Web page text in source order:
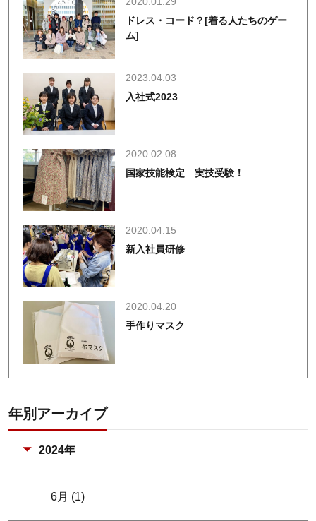
ドレス・コード？[着る人たちのゲー
ム]
2023.04.03
入社式2023
2020.02.08
国家技能検定 実技受験！
2020.04.15
新入社員研修
2020.04.20
手作りマスク
年別アーカイブ
2024年
6月 (1)